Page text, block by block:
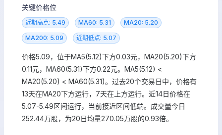
关键价格位
近期高点: 5.49 MA60: 5.31 MA20: 5.20
MA200: 5.09 近期低点: 5.07
价格5.09，位于MA5(5.12)下方0.03元，MA20(5.20)下方
0.11元，MA60(5.31)下方0.22元。MA5(5.12) <
MA20(5.20) < MA60(5.31)。过去20个交易日中，价格有
13天在MA20下方运行，7天在上方运行。近14日价格在
5.07-5.49区间运行，当前接近区间低端。成交量今日
252.44万股，为20日均量270.05万股的0.93倍。